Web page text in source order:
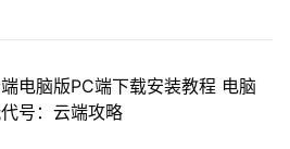
电脑版PC端下载安装教程 电脑
号：云端攻略